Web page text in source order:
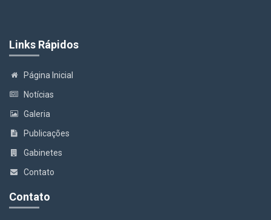
Links Rápidos
Página Inicial
Notícias
Galeria
Publicações
Gabinetes
Contato
Contato